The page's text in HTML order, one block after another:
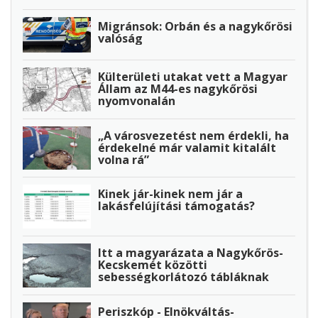
Migránsok: Orbán és a nagykőrösi
valóság
Külterületi utakat vett a Magyar
Állam az M44-es nagykőrösi
nyomvonalán
„A városvezetést nem érdekli, ha
érdekelné már valamit kitalált
volna rá”
Kinek jár-kinek nem jár a
lakásfelújítási támogatás?
Itt a magyarázata a Nagykőrös-
Kecskemét közötti
sebességkorlátozó tábláknak
Periszkóp - Elnökváltás-